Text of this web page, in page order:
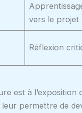
vers le projet
Réflexion
est à l’exposition
permettre de